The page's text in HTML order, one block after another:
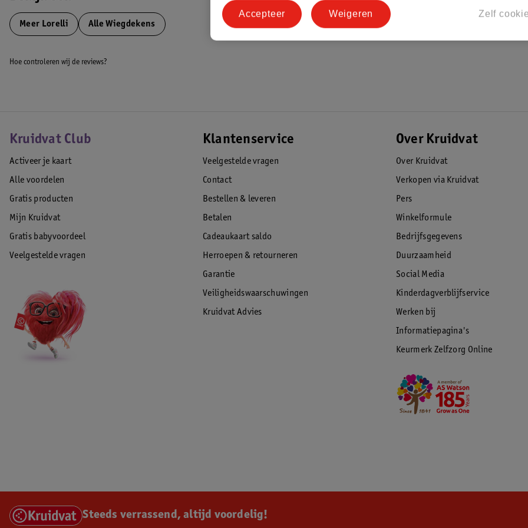
00359 54 850 830
home.market@didis-ltd.co
Meer Lorelli Alle Wiegdekens
Hoe controleren wij de reviews?
Kruidvat Club
Activeer je kaart
Alle voordelen
Gratis producten
Mijn Kruidvat
Gratis babyvoordeel
Veelgestelde vragen
Klantenservice
Veelgestelde vragen
Contact
Bestellen & leveren
Betalen
Cadeaukaart saldo
Herroepen & retourneren
Garantie
Veiligheidswaarschuwingen
Kruidvat Advies
Over Kruidvat
Over Kruidvat
Verkopen via Kruidvat
Pers
Winkelformule
Bedrijfsgegevens
Duurzaamheid
Social Media
Kinderdagverblijfservice
Werken bij
Informatiepagina's
Keurmerk Zelfzorg Online
Steeds verrassend, altijd voordelig!
Zelf
Weigeren
Accepteer